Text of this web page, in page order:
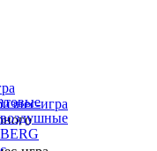
игра